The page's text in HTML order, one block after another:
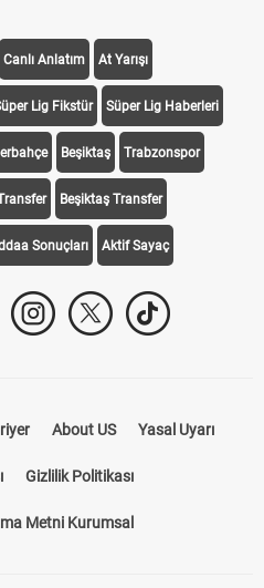
Canlı Anlatım At Yarışı
Lig Fikstür Süper Lig Haberleri
Beşiktaş Trabzonspor
Beşiktaş Transfer
Sonuçları Aktif Sayaç
About US Yasal Uyarı
Gizlilik Politikası
Metni Kurumsal